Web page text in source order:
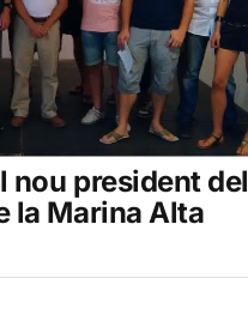
nou president del
la Marina Alta